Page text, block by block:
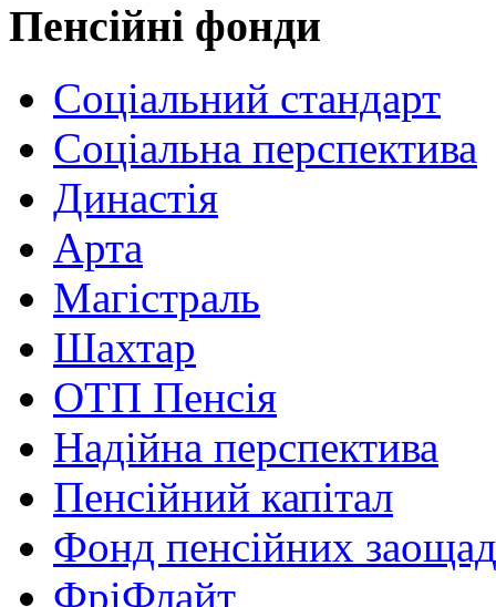
Пенсійні фонди
Соціальний стандарт
Соціальна перспектива
Династія
Арта
Магістраль
Шахтар
ОТП Пенсія
Надійна перспектива
Пенсійний капітал
Фонд пенсійних
ФріФлайт